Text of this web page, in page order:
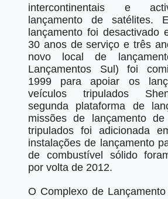
intercontinentais e
lançamento de satélites.
lançamento foi desactivado
30 anos de serviço e três
novo local de
Lançamentos Sul) foi
1999 para apoiar os
veículos tripulados
segunda plataforma de
missões de lançamento
tripulados foi adicionada
instalações de lançamento
de combustível sólido
por volta de 2012.
O Complexo de